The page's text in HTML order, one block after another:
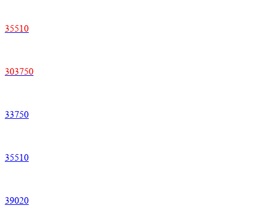
35510
303750
33750
35510
39020